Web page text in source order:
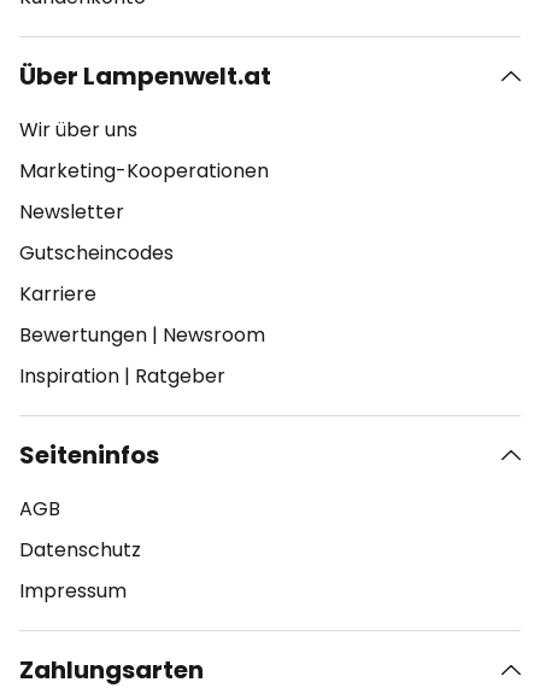
Über Lampenwelt.at
Wir über uns
Marketing-Kooperationen
Newsletter
Gutscheincodes
Karriere
Bewertungen | Newsroom
Inspiration | Ratgeber
Seiteninfos
AGB
Datenschutz
Impressum
Zahlungsarten